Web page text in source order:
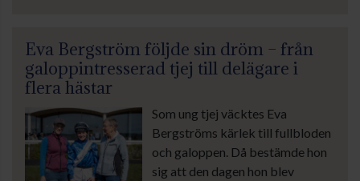
Eva Bergström följde sin dröm – från
galoppintresserad tjej till delägare i
flera hästar
Som ung tjej väcktes Eva
Bergströms kärlek till fullbloden
och galoppen. Då bestämde hon
sig att den dagen hon blev